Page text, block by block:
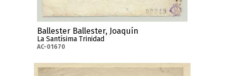
Ballester Ballester, Joaquín
La Santísima Trinidad
AC-01670